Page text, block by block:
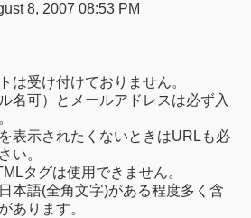
8, 2007 08:53 PM
は受け付けておりません。
名可）とメールアドレスは必ず入
表示されたくないときはURLも必
い。
タグは使用できません。
本語(全角文字)がある程度多く含
あります。